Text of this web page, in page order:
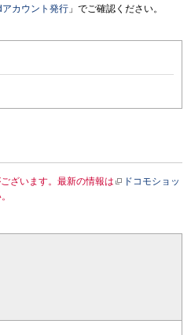
アカウント発行 」でご確認ください。
ざいます。最新の情報は
ドコモショッ